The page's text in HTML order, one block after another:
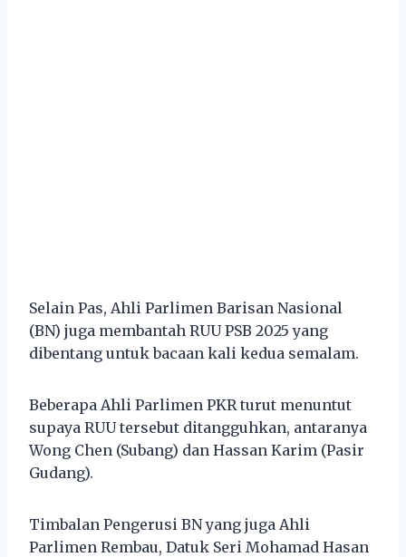
Selain Pas, Ahli Parlimen Barisan Nasional
(BN) juga membantah RUU PSB 2025 yang
dibentang untuk bacaan kali kedua semalam.
Beberapa Ahli Parlimen PKR turut menuntut
supaya RUU tersebut ditangguhkan, antaranya
Wong Chen (Subang) dan Hassan Karim (Pasir
Gudang).
Timbalan Pengerusi BN yang juga Ahli
Parlimen Rembau, Datuk Seri Mohamad Hasan